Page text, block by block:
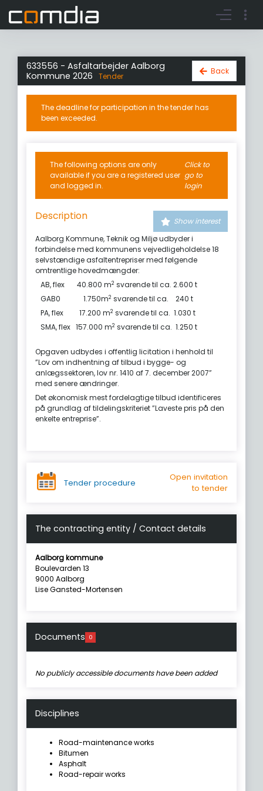
Go to login Register account
633556 - Asfaltarbejder Aalborg
Kommune 2026
Tender
Back
The deadline for participation in the tender has
been exceeded.
The following options are only
available if you are a registered user
and logged in.
Click to
go to
login
Show interest
Description
Aalborg Kommune, Teknik og Miljø udbyder i
forbindelse med kommunens vejvedligeholdelse 18
selvstændige asfaltentrepriser med følgende
omtrentlige hovedmængder:
AB, flex 40.800 m2 svarende til ca. 2.600 t
GAB0 1.750m2 svarende til ca. 240 t
PA, flex 17.200 m2 svarende til ca. 1.030 t
SMA, flex 157.000 m2 svarende til ca. 1.250 t
Opgaven udbydes i offentlig licitation i henhold til
”Lov om indhentning af tilbud i bygge- og
anlægssektoren, lov nr. 1410 af 7. december 2007”
med senere ændringer.
Det økonomisk mest fordelagtige tilbud identificeres
på grundlag af tildelingskriteriet ”Laveste pris på den
enkelte entreprise”.
Tender procedure
Open invitation
to tender
The contracting entity / Contact details
Aalborg kommune
Boulevarden 13
9000 Aalborg
Lise Gansted-Mortensen
Documents 0
No publicly accessible documents have been added
Disciplines
Road-maintenance works
Bitumen
Asphalt
Road-repair works